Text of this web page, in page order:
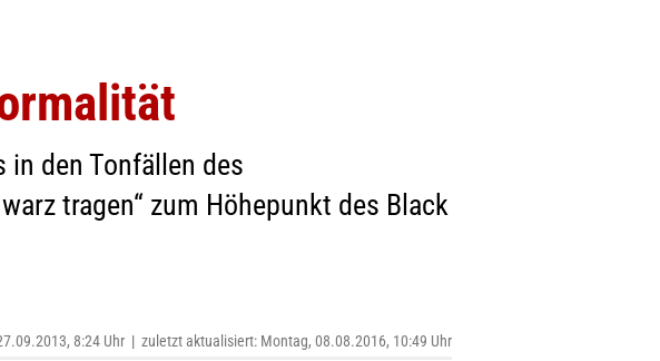
den Tonfällen des
tragen“ zum Höhepunkt des Black
8:24 Uhr | zuletzt aktualisiert: Montag, 08.08.2016, 10:49 Uhr